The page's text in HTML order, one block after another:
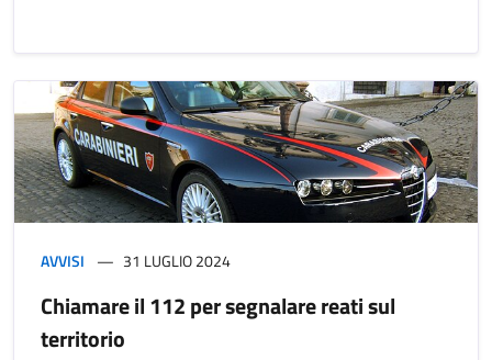
AVVISI 31 LUGLIO 2024
Chiamare il 112 per segnalare reati sul
territorio